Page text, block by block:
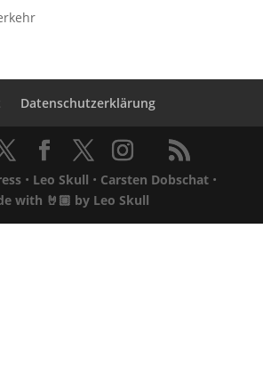
Datenschutzerklärung
• Leo Skull • Carsten Dobschat•
with 🤘🏼 by Leo Skull